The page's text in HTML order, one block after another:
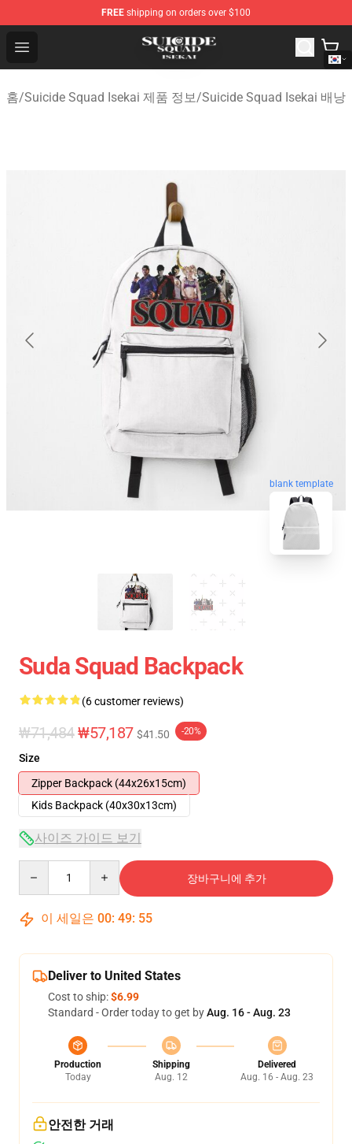
FREE shipping on orders over $100
Open menu
Suicide Squad Isekai Store - Official Suicide Squad
홈/Suicide Squad Isekai 제품 정보/Suicide Squad Isekai 배낭
blank template
Suda Squad Backpack
(6 customer reviews)
₩71,484₩57,187 $41.50 -20%
Size
Zipper Backpack (44x26x15cm)
Kids Backpack (40x30x13cm)
사이즈 가이드 보기
장바구니에 추가
이 세일은 00: 49: 54
Deliver to United States
Cost to ship:$6.99
Standard - Order today to get byAug. 16 - Aug. 23
Production
Today
Shipping
Aug. 12
Delivered
Aug. 16 - Aug. 23
안전한 거래